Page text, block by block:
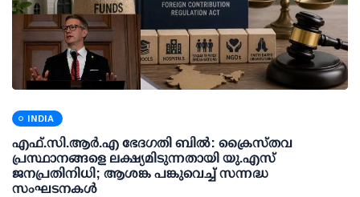
INDIA
എഫ്.സി.ആര്‍.എ ഭേദഗതി ബില്‍: ക്രൈസ്തവ
പ്രസ്ഥാനങ്ങളെ ലക്ഷ്യമിടുന്നതായി യു.എസ്
ജനപ്രതിനിധി; ആശങ്ക പങ്കുവെച്ച് സന്നദ്ധ
സംഘടനകള്‍